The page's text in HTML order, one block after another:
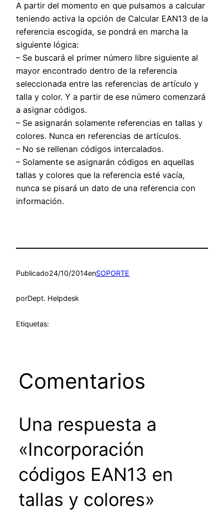
A partir del momento en que pulsamos a calcular
teniendo activa la opción de Calcular EAN13 de la
referencia escogida, se pondrá en marcha la
siguiente lógica:
– Se buscará el primer número libre siguiente al
mayor encontrado dentro de la referencia
seleccionada entre las referencias de artículo y
talla y color. Y a partir de ese número comenzará
a asignar códigos.
– Se asignarán solamente referencias en tallas y
colores. Nunca en referencias de artículos.
– No se rellenan códigos intercalados.
– Solamente se asignarán códigos en aquellas
tallas y colores que la referencia esté vacía,
nunca se pisará un dato de una referencia con
información.
Publicado24/10/2014enSOPORTE
porDept. Helpdesk
Etiquetas:
Comentarios
Una respuesta a
«Incorporación
códigos EAN13 en
tallas y colores»